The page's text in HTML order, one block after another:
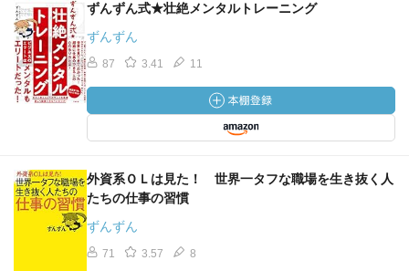
ずんずん式★壮絶メンタルトレーニング
ずんずん
87 3.41 11
外資系ＯＬは見た！ 世界一タフな職場を生き抜く人
たちの仕事の習慣
ずんずん
71 3.57 8